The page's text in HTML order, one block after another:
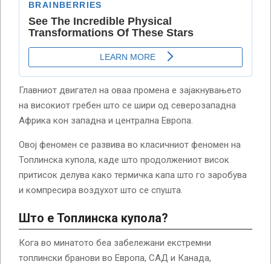
Главниот двигател на оваа промена е зајакнувањето
на високиот гребен што се шири од северозападна
Африка кон западна и централна Европа.
Овој феномен се развива во класичниот феномен на
Топлинска купола, каде што продолжениот висок
притисок делува како термичка капа што го заробува
и компресира воздухот што се спушта.
Што е Топлинска купола?
Кога во минатото беа забележани екстремни
топлински бранови во Европа, САД и Канада,